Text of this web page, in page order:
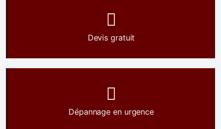
Devis gratuit
Dépannage en urgence